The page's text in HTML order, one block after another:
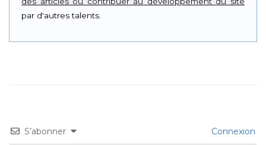
par d'autres talents.
S’abonner Connexion